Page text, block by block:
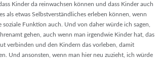
Kinder da reinwachsen können und dass Kinder auch
als etwas Selbstverständliches erleben können, wenn
soziale Funktion auch. Und von daher würde ich sagen,
gehen, auch wenn man irgendwie Kinder hat, das
verbinden und den Kindern das vorleben, damit
Und ansonsten, wenn man hier neu zuzieht, ich würde